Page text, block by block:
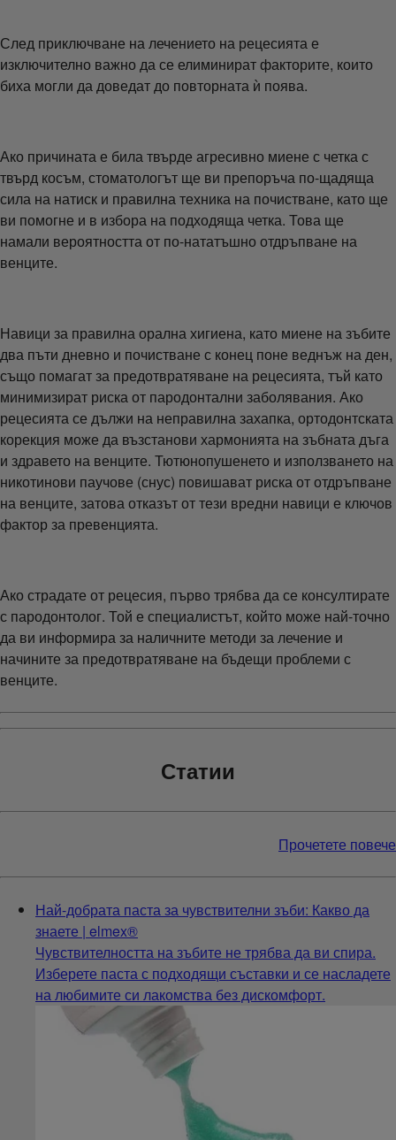
След приключване на лечението на рецесията е
изключително важно да се елиминират факторите, които
биха могли да доведат до повторната ѝ поява.
Ако причината е била твърде агресивно миене с четка с
твърд косъм, стоматологът ще ви препоръча по-щадяща
сила на натиск и правилна техника на почистване, като ще
ви помогне и в избора на подходяща четка. Това ще
намали вероятността от по-нататъшно отдръпване на
венците.
Навици за правилна орална хигиена, като миене на зъбите
два пъти дневно и почистване с конец поне веднъж на ден,
също помагат за предотвратяване на рецесията, тъй като
минимизират риска от пародонтални заболявания. Ако
рецесията се дължи на неправилна захапка, ортодонтската
корекция може да възстанови хармонията на зъбната дъга
и здравето на венците. Тютюнопушенето и използването на
никотинови паучове (снус) повишават риска от отдръпване
на венците, затова отказът от тези вредни навици е ключов
фактор за превенцията.
Ако страдате от рецесия, първо трябва да се консултирате
с пародонтолог. Той е специалистът, който може най-точно
да ви информира за наличните методи за лечение и
начините за предотвратяване на бъдещи проблеми с
венците.
Статии
Прочетете повече
Най-добрата паста за чувствителни зъби: Какво да
знаете | elmex®
Чувствителността на зъбите не трябва да ви спира.
Изберете паста с подходящи съставки и се насладете
на любимите си лакомства без дискомфорт.